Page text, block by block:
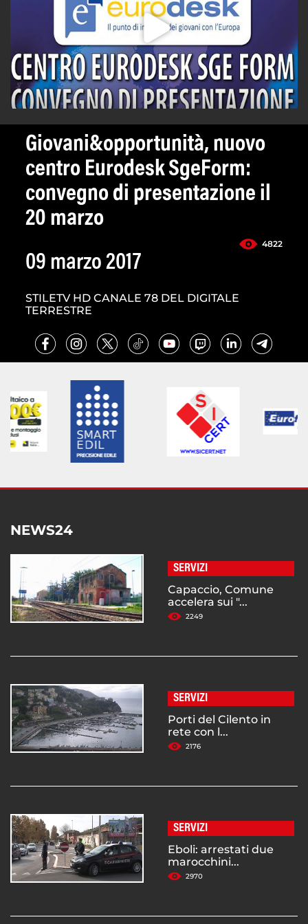
Giovani&opportunità, nuovo
centro Eurodesk SgeForm:
convegno di presentazione il
20 marzo
4822
09 marzo 2017
STILETV HD CANALE 78 DEL DIGITALE
TERRESTRE
NEWS24
SERVIZI
Capaccio, Comune
accelera sui "...
2249
SERVIZI
Porti del Cilento in
rete con l...
2176
SERVIZI
Eboli: arrestati due
marocchini...
2970